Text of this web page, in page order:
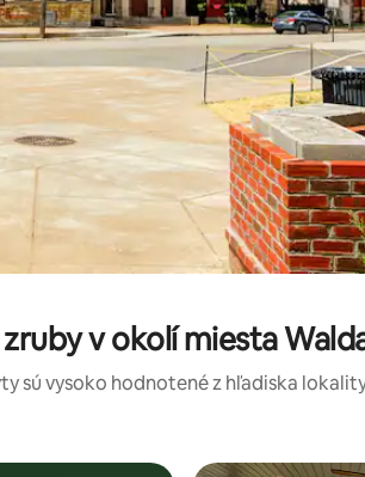
v okolí miesta
sú vysoko hodnotené z hľadiska